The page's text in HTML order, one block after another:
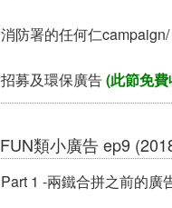
消防署的任何仁
招募及環保廣告(此節免費
FUN類小廣告 ep9
Part 1 -兩鐵合拼之前的廣